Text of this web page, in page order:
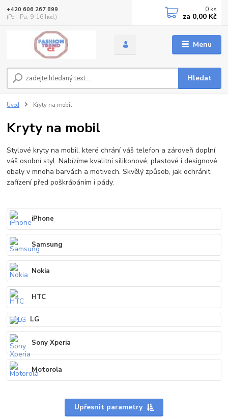
Menu
Hledat
+420 606 267 899
(Po - Pa, 9-16 hod.)
0 ks
za 0,00 Kč
Úvod Kryty na mobil
Kryty na mobil
Stylové kryty na mobil, které chrání váš telefon a zároveň doplní
váš osobní styl. Nabízíme kvalitní silikonové, plastové i designové
obaly v mnoha barvách a motivech. Skvělý způsob, jak ochránit
zařízení před poškrábáním i pády.
iPhone
Samsung
Nokia
HTC
LG
Sony Xperia
Motorola
Upřesnit parametry